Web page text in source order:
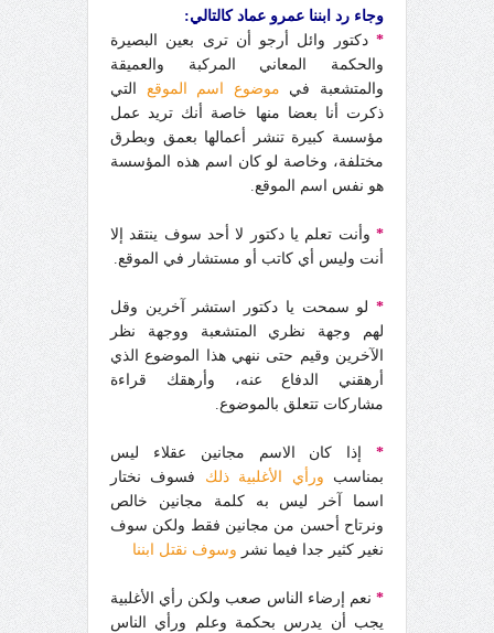
وجاء رد ابننا عمرو عماد كالتالي:
* دكتور وائل أرجو أن ترى بعين البصيرة
والحكمة المعاني المركبة والعميقة
والمتشعبة في موضوع اسم الموقع التي
ذكرت أنا بعضا منها خاصة أنك تريد عمل
مؤسسة كبيرة تنشر أعمالها بعمق وبطرق
مختلفة، وخاصة لو كان اسم هذه المؤسسة
هو نفس اسم الموقع.
* وأنت تعلم يا دكتور لا أحد سوف ينتقد إلا
أنت وليس أي كاتب أو مستشار في الموقع.
* لو سمحت يا دكتور استشر آخرين وقل
لهم وجهة نظري المتشعبة ووجهة نظر
الآخرين وقيم حتى ننهي هذا الموضوع الذي
أرهقني الدفاع عنه، وأرهقك قراءة
مشاركات تتعلق بالموضوع.
*
إذا كان الاسم مجانين عقلاء ليس
بمناسب ورأي الأغلبية ذلك فسوف نختار
اسما آخر ليس به كلمة مجانين خالص
ونرتاح أحسن من مجانين فقط ولكن سوف
نغير كثير جدا فيما نشر وسوف نقتل ابننا
* نعم إرضاء الناس صعب ولكن رأي الأغلبية
يجب أن يدرس بحكمة وعلم ورأي الناس